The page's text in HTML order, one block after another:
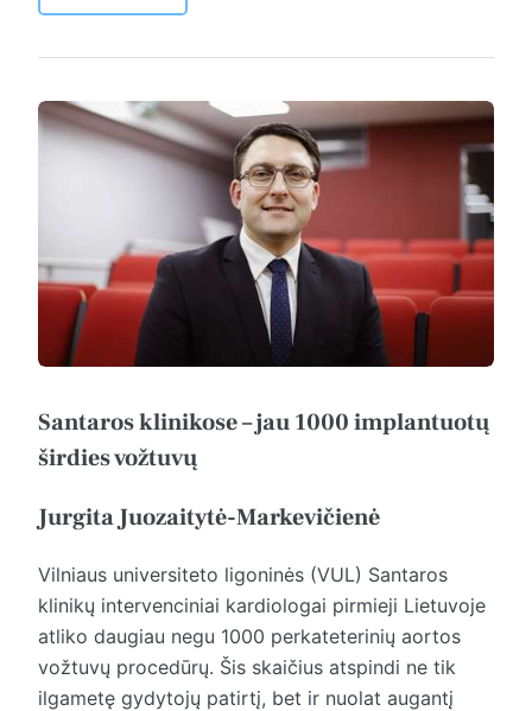
Santaros klinikose – jau 1000 implantuotų
širdies vožtuvų
Jurgita Juozaitytė-Markevičienė
Vilniaus universiteto ligoninės (VUL) Santaros
klinikų intervenciniai kardiologai pirmieji Lietuvoje
atliko daugiau negu 1000 perkateterinių aortos
vožtuvų procedūrų. Šis skaičius atspindi ne tik
ilgametę gydytojų patirtį, bet ir nuolat augantį